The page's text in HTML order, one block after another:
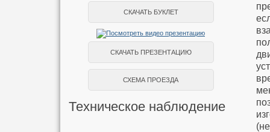
СКАЧАТЬ БУКЛЕТ
СКАЧАТЬ ПРЕЗЕНТАЦИЮ
СХЕМА ПРОЕЗДА
Техническое наблюдение